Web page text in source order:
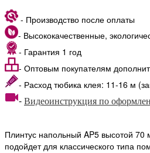
- Производство после оплаты
- Высококачественные,
- Гарантия 1 год
- Оптовым покупателям
- Расход тюбика клея: 11-16 м
- Видеоинструкция по
Плинтус напольный AP5 высотой
подойдет для классического типа